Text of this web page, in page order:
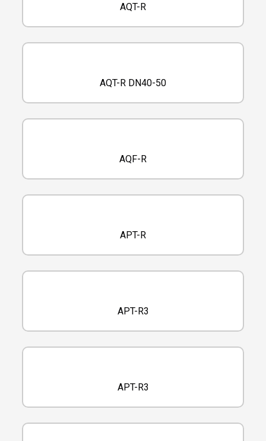
AQT-R
AQT-R DN40-50
AQF-R
APT-R
APT-R3
APT-R3